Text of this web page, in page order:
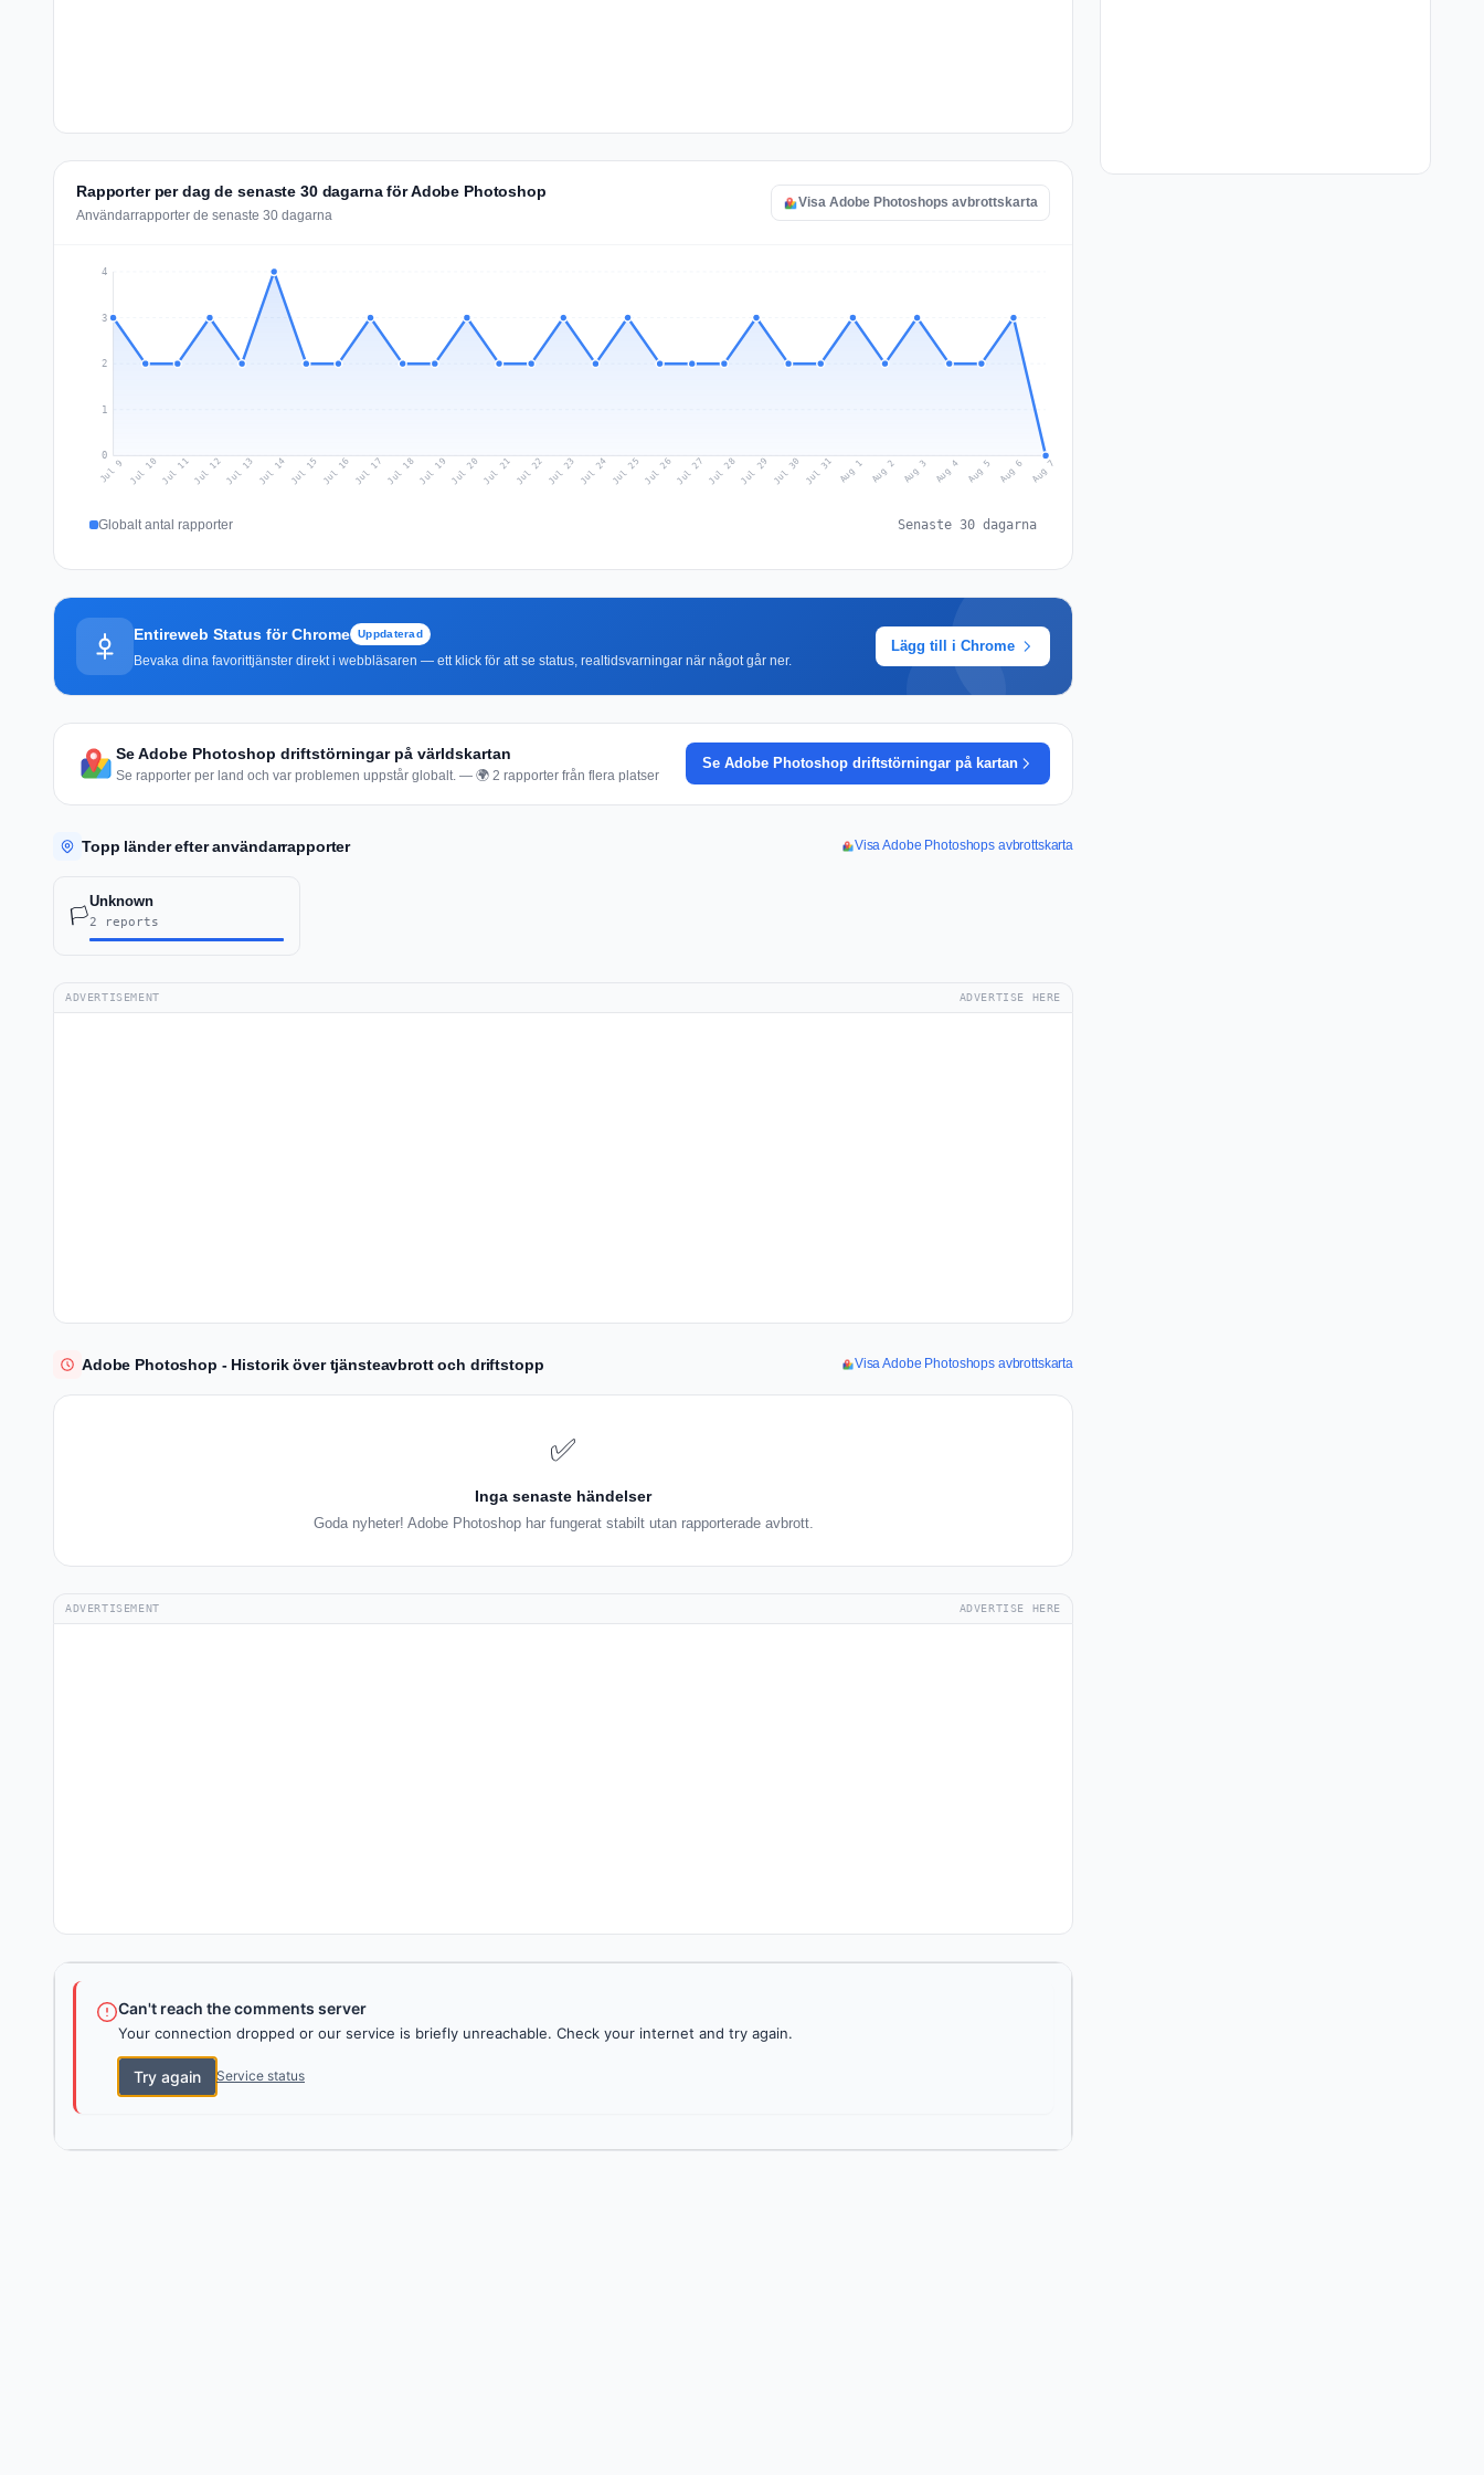
Rapporter per dag de senaste 30 dagarna för Adobe Photoshop
Användarrapporter de senaste 30 dagarna
Visa Adobe Photoshops avbrottskarta
0
1
2
3
4
Jul 9 Jul 10 Jul 11Jul 12Jul 13 Jul 14 Jul 15 Jul 16 Jul 17 Jul 18Jul 19 Jul 20 Jul 21 Jul 22 Jul 23 Jul 24 Jul 25 Jul 26Jul 27 Jul 28Jul 29 Jul 30 Jul 31 Aug 1 Aug 2 Aug 3 Aug 4 Aug 5 Aug 6 Aug 7
Globalt antal rapporter Senaste 30 dagarna
Entireweb Status för Chrome Uppdaterad
Bevaka dina favorittjänster direkt i webbläsaren — ett klick för att se status, realtidsvarningar när något går ner.
Lägg till i Chrome
Se Adobe Photoshop driftstörningar på världskartan
Se rapporter per land och var problemen uppstår globalt. — 🌍 2 rapporter från flera platser
Se Adobe Photoshop driftstörningar på kartan
Topp länder efter användarrapporter Visa Adobe Photoshops avbrottskarta
🏳️
Unknown
2 reports
ADVERTISEMENT ADVERTISE HERE
Adobe Photoshop - Historik över tjänsteavbrott och driftstopp Visa Adobe Photoshops avbrottskarta
✅
Inga senaste händelser
Goda nyheter! Adobe Photoshop har fungerat stabilt utan rapporterade avbrott.
ADVERTISEMENT ADVERTISE HERE
Can't reach the comments server
Your connection dropped or our service is briefly unreachable. Check your internet and try again.
Try again Service status